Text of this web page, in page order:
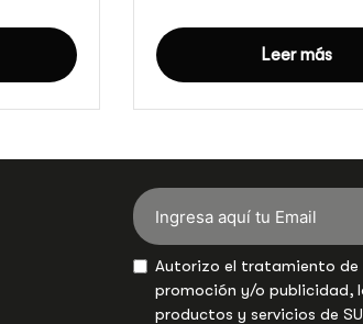
Leer más
Autorizo el tratamiento
promoción y/o publicidad,
productos y servicios de